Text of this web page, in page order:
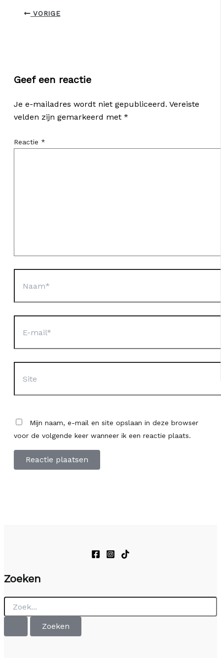
VORIGE
Geef een reactie
Je e-mailadres wordt niet gepubliceerd. Vereiste
velden zijn gemarkeerd met *
Reactie *
mail*
Mijn naam, e-mail en site opslaan in deze browser
voor de volgende keer wanneer ik een reactie plaats.
Zoeken
Zoek
naar: